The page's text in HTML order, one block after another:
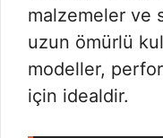
malzemeler ve
uzun ömürlü
modeller,
için idealdir.